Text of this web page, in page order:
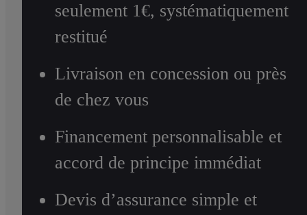
seulement 1€, systématiquement
restitué
Livraison en concession ou près
de chez vous
Financement personnalisable et
accord de principe immédiat
Devis d’assurance simple et